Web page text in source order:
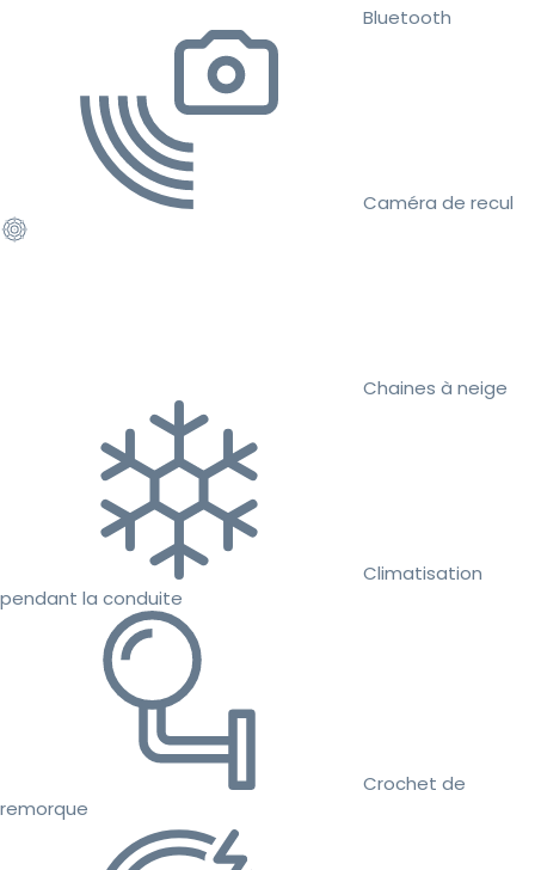
Bluetooth
Caméra de recul
Chaines à neige
Climatisation
pendant la conduite
Crochet de
remorque